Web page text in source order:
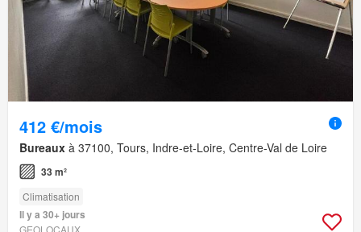
412 €/mois
Bureaux à 37100, Tours, Indre-et-Loire, Centre-Val de Loire
33 m²
Climatisation
Il y a 30+ jours
GEOLOCAUX